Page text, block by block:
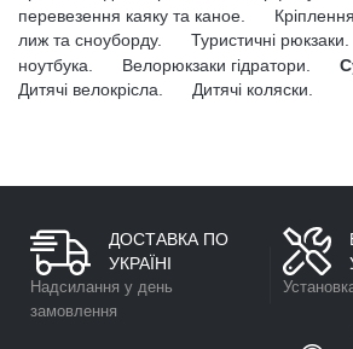
перевезення каяку та каное.
лиж та сноуборду.
Туристичні рюкзаки.
ноутбука.
Велорюкзаки гідратори.
Дитячі велокрісла.
Дитячі коляски.
ДОСТАВКА ПО
УКРАЇНІ
Надсилання у день
замовлення